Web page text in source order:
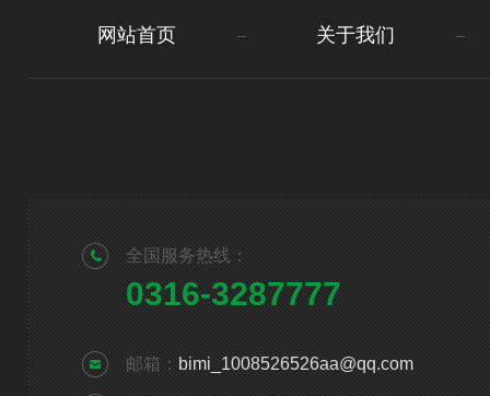
网站首页 关于我们
全国服务热线：
0316-3287777
邮箱： bimi_1008526526aa@qq.com